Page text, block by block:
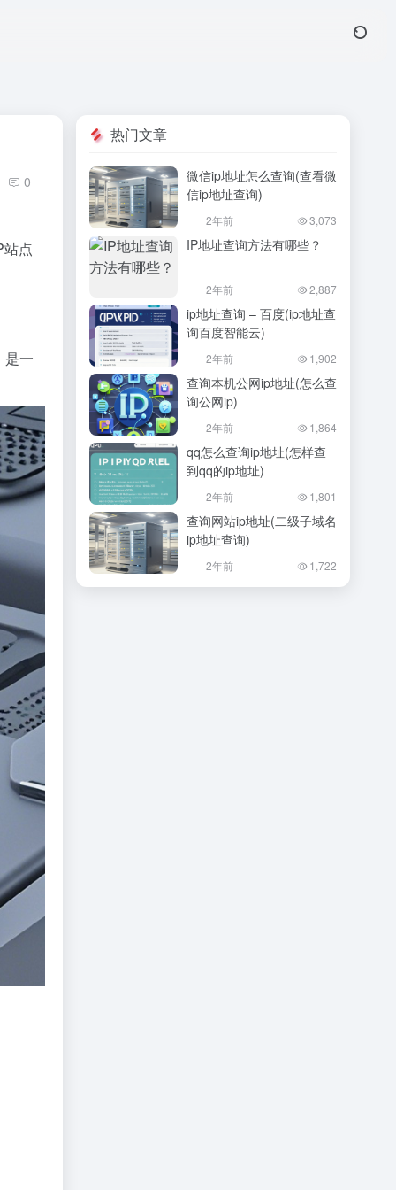
0
点
是一
热门文章
微信ip地址怎么查询(查看微
信ip地址查询)
2年前 3,073
IP地址查询方法有哪些？
2年前 2,887
ip地址查询 – 百度(ip地址查
询百度智能云)
2年前 1,902
查询本机公网ip地址(怎么查
询公网ip)
2年前 1,864
qq怎么查询ip地址(怎样查
到qq的ip地址)
2年前 1,801
查询网站ip地址(二级子域名
ip地址查询)
2年前 1,722